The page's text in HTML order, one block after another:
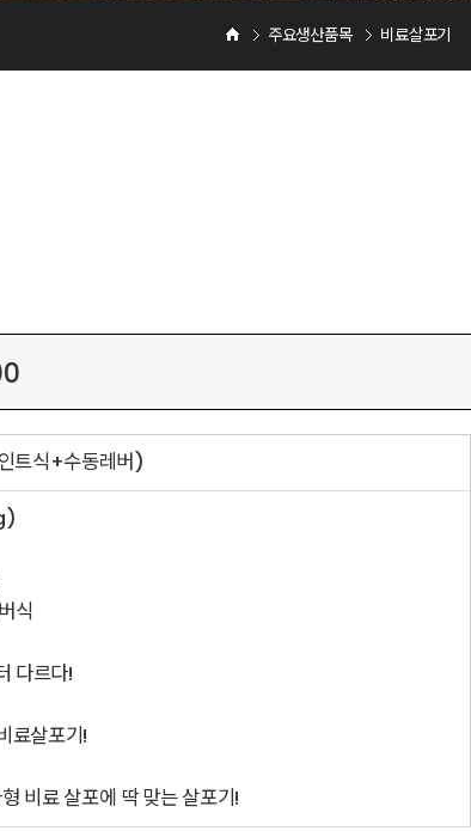
주요생산품목 비료살포기
트식+수동레버)
식
다르다!
료살포기!
비료 살포에 딱 맞는 살포기!